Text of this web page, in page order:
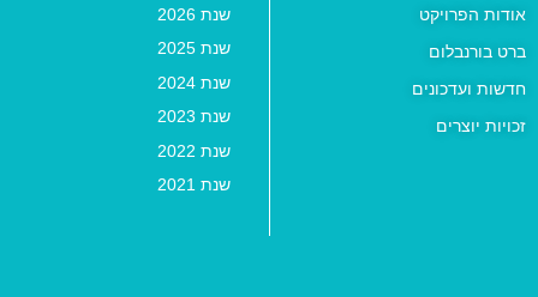
אודות הפרויקט
ברט בורנבלום
חדשות ועדכונים
זכויות יוצרים
שנת 2026
שנת 2025
שנת 2024
שנת 2023
שנת 2022
שנת 2021